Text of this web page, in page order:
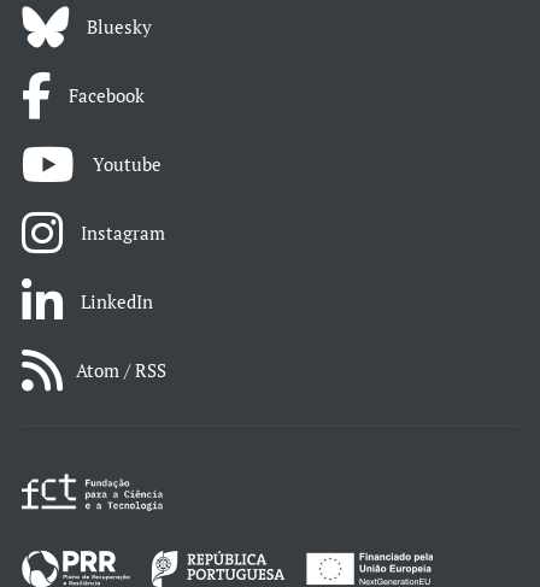
Bluesky
Facebook
Youtube
Instagram
LinkedIn
Atom / RSS